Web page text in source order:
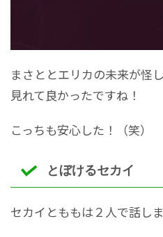
まさととエリカの未来が怪
見れて良かったですね！
こっちも安心した！（笑）
とぼけるセカイ
セカイとももは２人で話しま